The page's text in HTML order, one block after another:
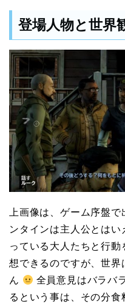
登場人物と世界
上画像は、ゲーム序盤
ンタインは主人公とは
っている大人たちと行
想できるのですが、世
ん
全員意見はバラバ
るという事は、その分